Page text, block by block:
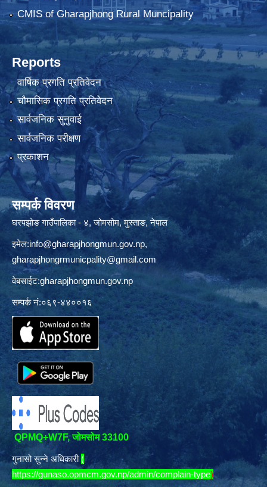
CMIS of Gharapjhong Rural Muncipality
Reports
वार्षिक प्रगति प्रतिवेदन
चौमासिक प्रगति प्रतिवेदन
सार्वजनिक सुनुवाई
सार्वजनिक परीक्षण
प्रकाशन
सम्पर्क विवरण
घरपझोङ गाउँपालिका - ४, जोमसोम, मुस्ताङ, नेपाल
इमेल:info@gharapjhongmun.gov.np,
gharapjhongrmunicpality@gmail.com
वेबसाईट:gharapjhongmun.gov.np
सम्पर्क नं:०६९-४४००१६
QPMQ+W7F, जोमसोम 33100
गुनासो सुन्ने अधिकारी (
https://gunaso.opmcm.gov.np/admin/complain-type)